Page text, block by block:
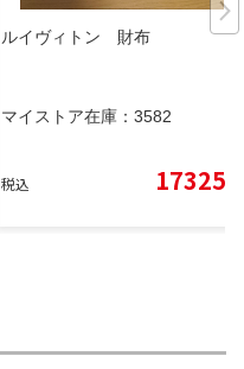
ルイヴィトン 財布
マイストア在庫： 3582
税込 17325